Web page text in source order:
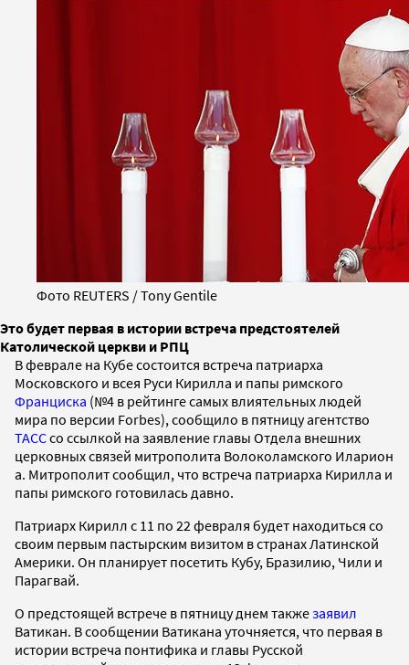
Фото REUTERS / Tony Gentile
Это будет первая в истории встреча предстоятелей
Католической церкви и РПЦ
В феврале на Кубе состоится встреча патриарха
Московского и всея Руси Кирилла и папы римского
Франциска (№4 в рейтинге самых влиятельных людей
мира по версии Forbes), сообщило в пятницу агентство
ТАССсо ссылкой на заявление главы Отдела внешних
церковных связей митрополита Волоколамского Иларион​
а. Митрополит сообщил, что встреча патриарха Кирилла и
папы римского готовилась давно.
Патриарх Кирилл с 11 по 22 февраля будет находиться со
своим первым пастырским визитом в странах Латинской
Америки. Он планирует посетить Кубу, Бразилию, Чили и
Парагвай.
О предстоящей встрече в пятницу днем такжезаявил
Ватикан. В сообщении Ватикана уточняется, что первая в
истории встреча понтифика и главы Русской